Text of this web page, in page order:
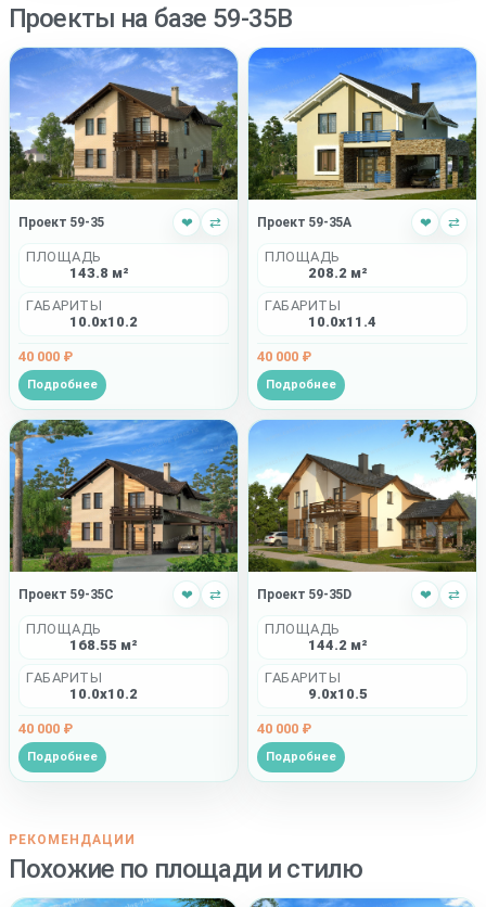
Проекты на базе 59-35B
Проект 59-35 ❤ ⇄
ПЛОЩАДЬ
143.8 м²
ГАБАРИТЫ
10.0x10.2
40 000 ₽
Подробнее
Проект 59-35A ❤ ⇄
ПЛОЩАДЬ
208.2 м²
ГАБАРИТЫ
10.0x11.4
40 000 ₽
Подробнее
Проект 59-35C ❤ ⇄
ПЛОЩАДЬ
168.55 м²
ГАБАРИТЫ
10.0x10.2
40 000 ₽
Подробнее
Проект 59-35D ❤ ⇄
ПЛОЩАДЬ
144.2 м²
ГАБАРИТЫ
9.0x10.5
40 000 ₽
Подробнее
РЕКОМЕНДАЦИИ
Похожие по площади и стилю